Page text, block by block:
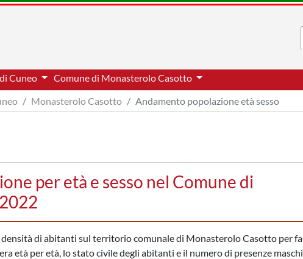
Cuneo
Comune di Monasterolo Casotto
Monasterolo Casotto Andamento popolazione età sesso
per età e sesso nel Comune di
densità di abitanti sul territorio comunale di Monasterolo Casotto per
età per età, lo stato civile degli abitanti e il numero di presenze